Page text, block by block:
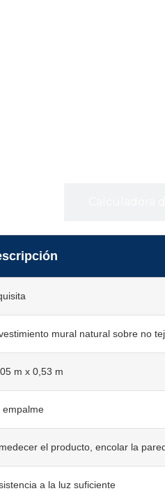
mural natural sobre no
m x 0,53 m
empalme
el producto, encolar la
a la luz suficiente